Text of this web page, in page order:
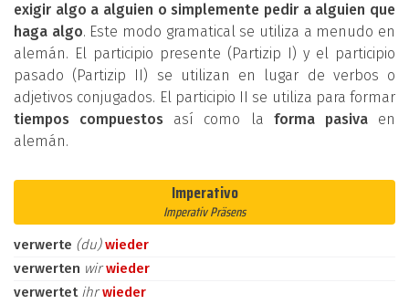
exigir algo a alguien o simplemente pedir a alguien que
haga algo. Este modo gramatical se utiliza a menudo en
alemán. El participio presente (Partizip I) y el participio
pasado (Partizip II) se utilizan en lugar de verbos o
adjetivos conjugados. El participio II se utiliza para formar
tiempos compuestos así como la forma pasivaen
alemán.
Imperativo
Imperativ Präsens
verwerte (du)wieder
verwerten wirwieder
verwertet ihrwieder